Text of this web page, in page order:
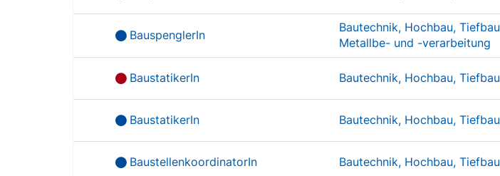
BauspenglerIn
Bautechnik, Hochbau, Tiefbau
Metallbe- und -verarbeitung
BaustatikerIn Bautechnik, Hochbau, Tiefbau
BaustatikerIn Bautechnik, Hochbau, Tiefbau
BaustellenkoordinatorIn Bautechnik, Hochbau, Tiefbau